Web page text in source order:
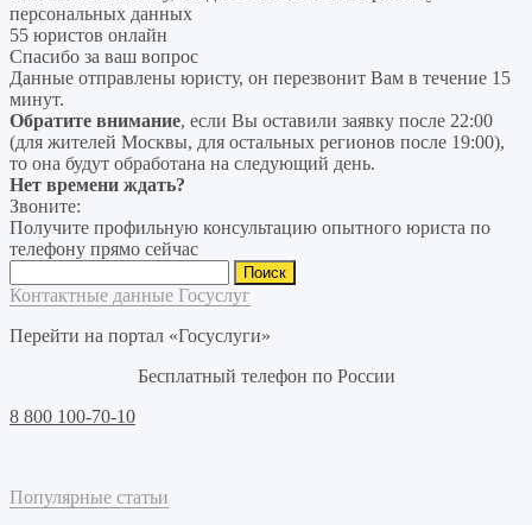
персональных данных
55 юристов онлайн
Спасибо за ваш вопрос
Данные отправлены юристу, он перезвонит Вам в течение 15
минут.
Обратите внимание, если Вы оставили заявку после 22:00
(для жителей Москвы, для остальных регионов после 19:00),
то она будут обработана на следующий день.
Нет времени ждать?
Звоните:
Получите профильную консультацию опытного юриста по
телефону прямо сейчас
Контактные данные Госуслуг
Перейти на портал «Госуслуги»
Бесплатный телефон по России
8 800 100-70-10
Популярные статьи